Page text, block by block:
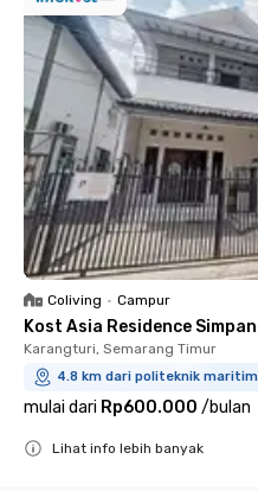
Coliving • Campur
Kost Asia Residence
Karangturi, Semarang Timur
4.8 km dari politeknik
mulai dari Rp600.000 /bulan
Lihat info lebih banyak